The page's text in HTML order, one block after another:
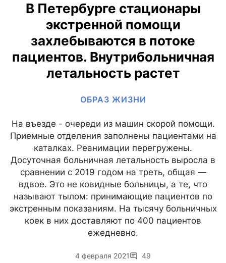
В Петербурге стационары
экстренной помощи
захлебываются в потоке
пациентов. Внутрибольничная
летальность растет
ОБРАЗ ЖИЗНИ
На въезде - очереди из машин скорой помощи.
Приемные отделения заполнены пациентами на
каталках. Реанимации перегружены.
Досуточная больничная летальность выросла в
сравнении с 2019 годом на треть, общая —
вдвое. Это не ковидные больницы, а те, что
называют тылом: принимающие пациентов по
экстренным показаниям. На тысячу больничных
коек в них доставляют по 400 пациентов
ежедневно.
4 февраля 2021 49